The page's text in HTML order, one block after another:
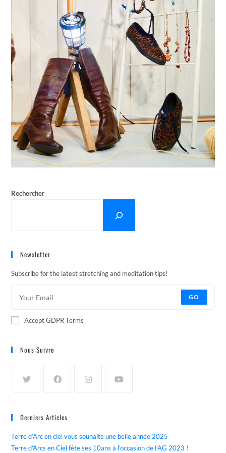
Rechercher
Newsletter
Subscribe for the latest stretching and meditation tips!
GO
Accept GDPR Terms
Nous Suivre
Derniers Articles
Terre d’Arc en ciel vous souhaite une belle année 2025
Terre d’Arcs en Ciel fête ses 10ans à l’occasion de l’AG 2023 !